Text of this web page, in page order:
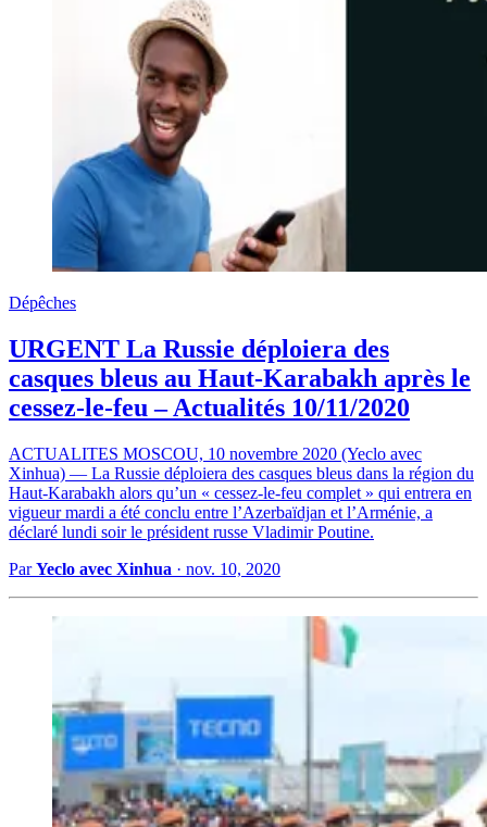
Dépêches
URGENT La Russie déploiera des
casques bleus au Haut-Karabakh après le
cessez-le-feu – Actualités 10/11/2020
ACTUALITES MOSCOU, 10 novembre 2020 (Yeclo avec
Xinhua) — La Russie déploiera des casques bleus dans la région du
Haut-Karabakh alors qu’un « cessez-le-feu complet » qui entrera en
vigueur mardi a été conclu entre l’Azerbaïdjan et l’Arménie, a
déclaré lundi soir le président russe Vladimir Poutine.
ParYeclo avec Xinhua · nov. 10, 2020